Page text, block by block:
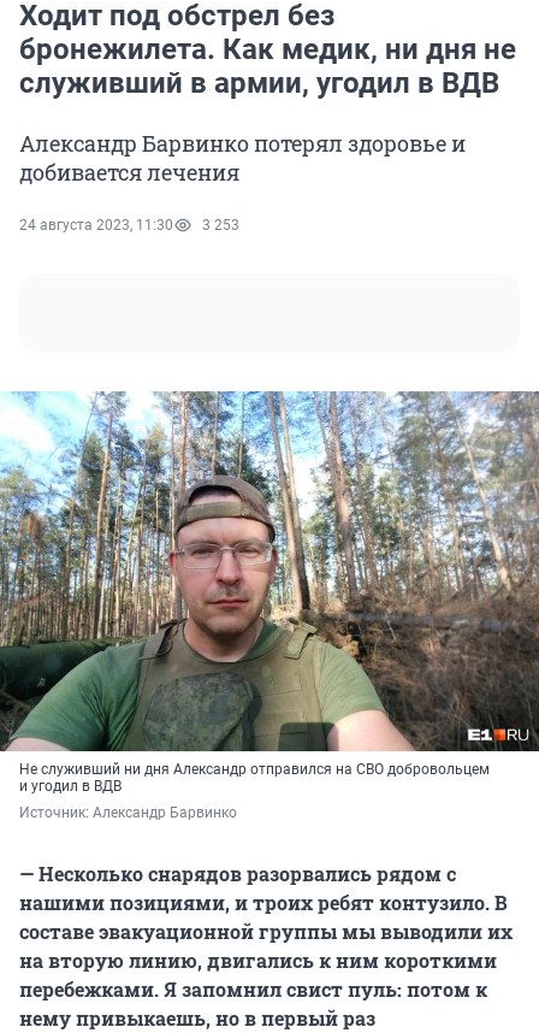
Ходит под обстрел без
бронежилета. Как медик, ни дня не
служивший в армии, угодил в ВДВ
Александр Барвинко потерял здоровье и
добивается лечения
24 августа 2023, 11:30 3 253
Не служивший ни дня Александр отправился на СВО добровольцем
и угодил в ВДВ
Источник: Александр Барвинко
— Несколько снарядов разорвались рядом с
нашими позициями, и троих ребят контузило. В
составе эвакуационной группы мы выводили их
на вторую линию, двигались к ним короткими
перебежками. Я запомнил свист пуль: потом к
нему привыкаешь, но в первый раз